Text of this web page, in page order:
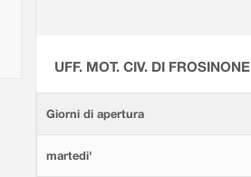
UFF. MOT. CIV. DI FROSINONE
Giorni di apertura
martedi'